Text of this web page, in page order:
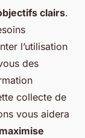
clairs.
l’utilisation
des
collecte de
vous aidera
maximise